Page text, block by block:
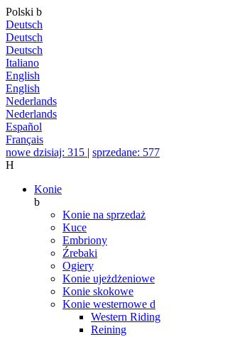
Polski b
Deutsch
Deutsch
Deutsch
Italiano
English
English
Nederlands
Nederlands
Español
Français
nowe dzisiaj: 315 | sprzedane: 577
H
Konie
b
Konie na sprzedaż
Kuce
Embriony
Źrebaki
Ogiery
Konie ujeżdżeniowe
Konie skokowe
Konie westernowe d
Western Riding
Reining